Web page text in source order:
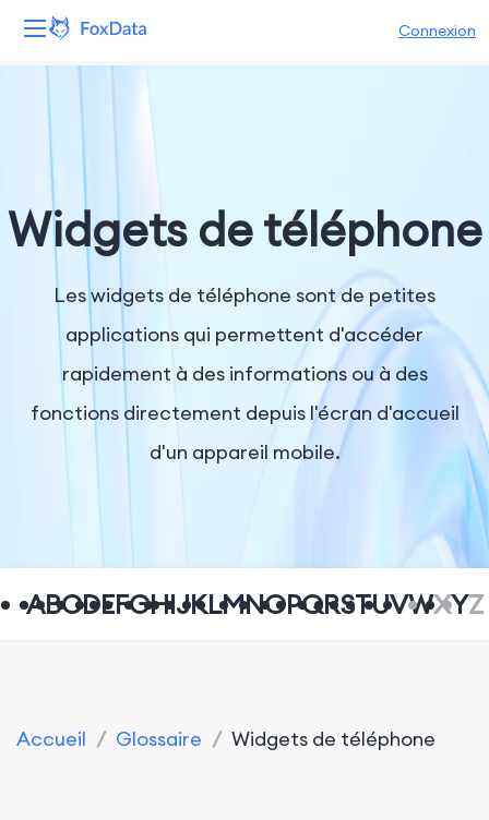
Connexion
Solutions
Ressources
Entreprise
Widgets de téléphone
Les widgets de téléphone sont de petites
applications qui permettent d'accéder
rapidement à des informations ou à des
fonctions directement depuis l'écran d'accueil
d'un appareil mobile.
ABCDEFGHIJKLMNOPQRSTUVWXYZ
Accueil / Glossaire / Widgets de téléphone